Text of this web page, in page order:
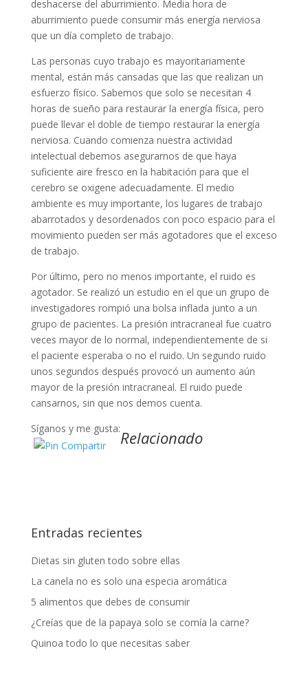
deshacerse del aburrimiento. Media hora de
aburrimiento puede consumir más energía nerviosa
que un día completo de trabajo.
Las personas cuyo trabajo es mayoritariamente
mental, están más cansadas que las que realizan un
esfuerzo físico. Sabemos que solo se necesitan 4
horas de sueño para restaurar la energía física, pero
puede llevar el doble de tiempo restaurar la energía
nerviosa. Cuando comienza nuestra actividad
intelectual debemos asegurarnos de que haya
suficiente aire fresco en la habitación para que el
cerebro se oxigene adecuadamente. El medio
ambiente es muy importante, los lugares de trabajo
abarrotados y desordenados con poco espacio para el
movimiento pueden ser más agotadores que el exceso
de trabajo.
Por último, pero no menos importante, el ruido es
agotador. Se realizó un estudio en el que un grupo de
investigadores rompió una bolsa inflada junto a un
grupo de pacientes. La presión intracraneal fue cuatro
veces mayor de lo normal, independientemente de si
el paciente esperaba o no el ruido. Un segundo ruido
unos segundos después provocó un aumento aún
mayor de la presión intracraneal. El ruido puede
cansarnos, sin que nos demos cuenta.
Síganos y me gusta:Relacionado
Entradas recientes
Dietas sin gluten todo sobre ellas
La canela no es solo una especia aromática
5 alimentos que debes de consumir
¿Creías que de la papaya solo se comía la carne?
Quinoa todo lo que necesitas saber